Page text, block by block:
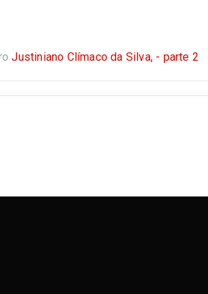
Justiniano Clímaco da Silva, - parte 2